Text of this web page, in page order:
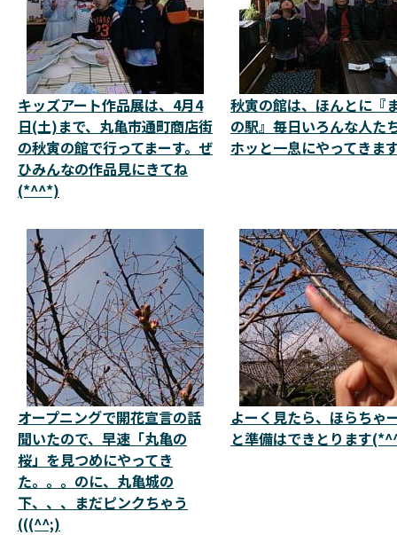
キッズアート作品展は、4月4
日(土)まで、丸亀市通町商店街
の秋寅の館で行ってまーす。ぜ
ひみんなの作品見にきてね
(*^^*)
秋寅の館は、ほんとに『
の駅』毎日いろんな人た
ホッと一息にやってきま
オープニングで開花宣言の話
聞いたので、早速「丸亀の
桜」を見つめにやってき
た。。。のに、丸亀城の
下、、、まだピンクちゃう
(((^^;)
よーく見たら、ほらちゃ
と準備はできとります